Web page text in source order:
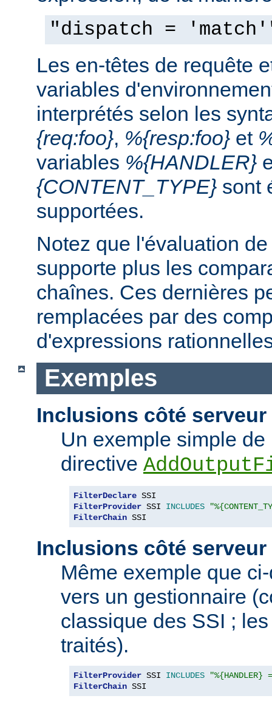
"dispatch =
Les en-têtes de requête
variables
interprétés selon les
{req:foo}, %{resp:foo} et
variables %{HANDLER}
{CONTENT_TYPE} sont
supportées.
Notez que l'évaluation
supporte plus les
chaînes. Ces dernières
remplacées par des
d'expressions
Exemples
Inclusions côté serveur
Un exemple simple
directive
FilterDeclare
FilterProvider SSI INCLUDES
FilterChain SSI
Inclusions côté serveur
Même exemple que
vers un gestionnaire
classique des SSI ;
traités).
FilterProvider SSI INCLUDES
FilterChain SSI